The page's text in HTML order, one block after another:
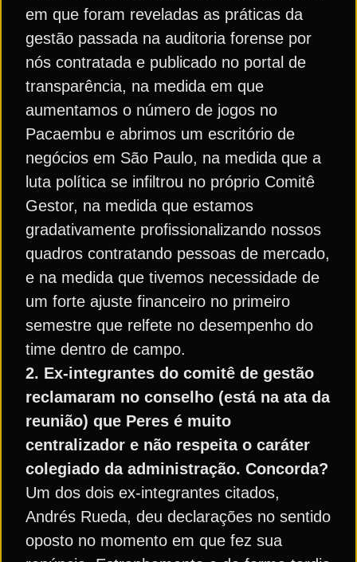
em que foram reveladas as práticas da
gestão passada na auditoria forense por
nós contratada e publicado no portal de
transparência, na medida em que
aumentamos o número de jogos no
Pacaembu e abrimos um escritório de
negócios em São Paulo, na medida que a
luta política se infiltrou no próprio Comitê
Gestor, na medida que estamos
gradativamente profissionalizando nossos
quadros contratando pessoas de mercado,
e na medida que tivemos necessidade de
um forte ajuste financeiro no primeiro
semestre que relfete no desempenho do
time dentro de campo.
2. Ex-integrantes do comitê de gestão
reclamaram no conselho (está na ata da
reunião) que Peres é muito
centralizador e não respeita o caráter
colegiado da administração. Concorda?
Um dos dois ex-integrantes citados,
Andrés Rueda, deu declarações no sentido
oposto no momento em que fez sua